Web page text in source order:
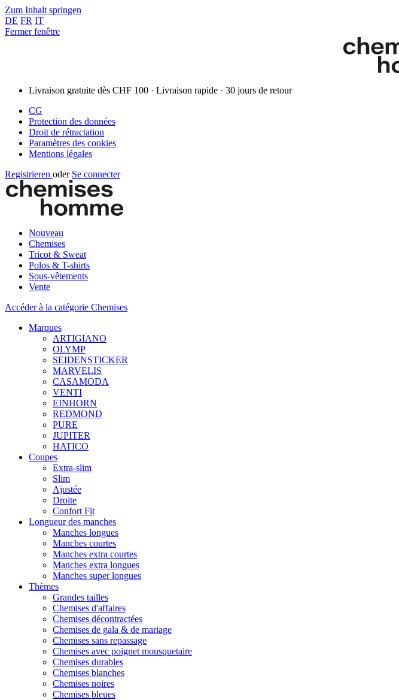
Zum Inhalt springen
DE FR IT
Fermer fenêtre
Livraison gratuite dès CHF 100 · Livraison rapide · 30 jours de retour
CG
Protection des données
Droit de rétractation
Paramètres des cookies
Mentions légales
Registrieren oder Se connecter
Nouveau
Chemises
Tricot & Sweat
Polos & T-shirts
Sous-vêtements
Vente
Accéder à la catégorie Chemises
Marques
ARTIGIANO
OLYMP
SEIDENSTICKER
MARVELIS
CASAMODA
VENTI
EINHORN
REDMOND
PURE
JUPITER
HATICO
Coupes
Extra-slim
Slim
Ajustée
Droite
Confort Fit
Longueur des manches
Manches longues
Manches courtes
Manches extra courtes
Manches extra longues
Manches super longues
Thèmes
Grandes tailles
Chemises d'affaires
Chemises décontractées
Chemises de gala & de mariage
Chemises sans repassage
Chemises avec poignet mousquetaire
Chemises durables
Chemises blanches
Chemises noires
Chemises bleues